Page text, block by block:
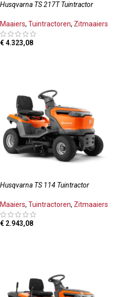
Husqvarna TS 217T Tuintractor
Maaiers, Tuintractoren, Zitmaaiers
€ 4.323,08
Husqvarna TS 114 Tuintractor
Maaiers, Tuintractoren, Zitmaaiers
€ 2.943,08